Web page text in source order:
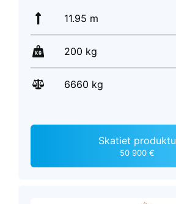
11.95 m
200 kg
6660 kg
Skatiet produktu
50 900 €